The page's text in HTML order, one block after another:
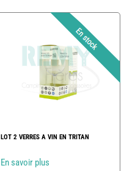
LOT 2 VERRES A VIN EN TRITAN
En savoir plus